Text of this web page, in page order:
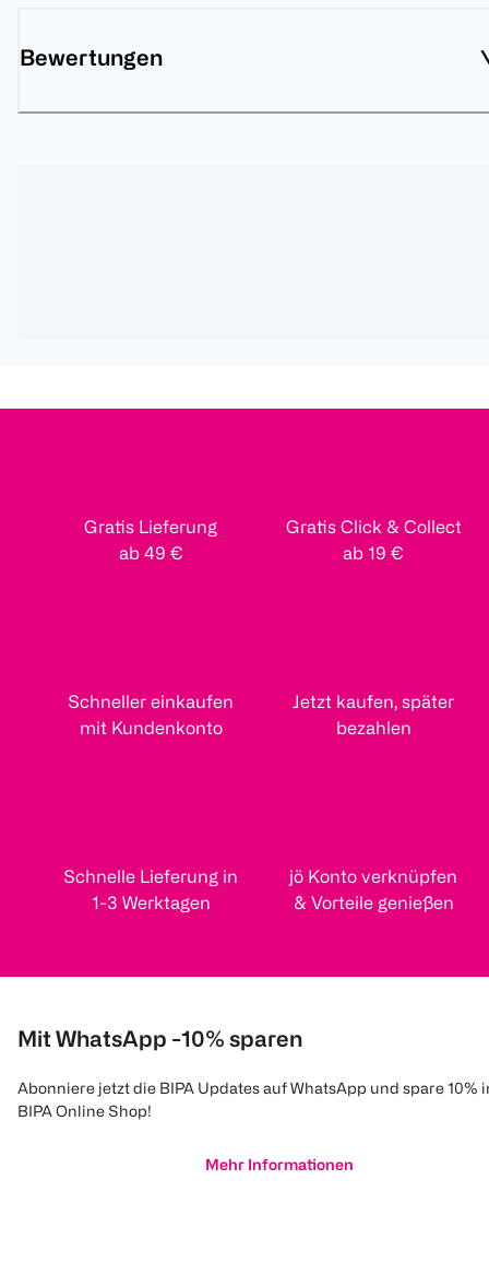
Bewertungen
Gratis Lieferung
ab 49 €
Gratis Click & Collect
ab 19 €
Schneller einkaufen
mit Kundenkonto
Jetzt kaufen, später
bezahlen
Schnelle Lieferung in
1-3 Werktagen
jö Konto verknüpfen
& Vorteile genießen
Mit WhatsApp -10% sparen
Abonniere jetzt die BIPA Updates auf WhatsApp und spare 10%
BIPA Online Shop!
Mehr Informationen